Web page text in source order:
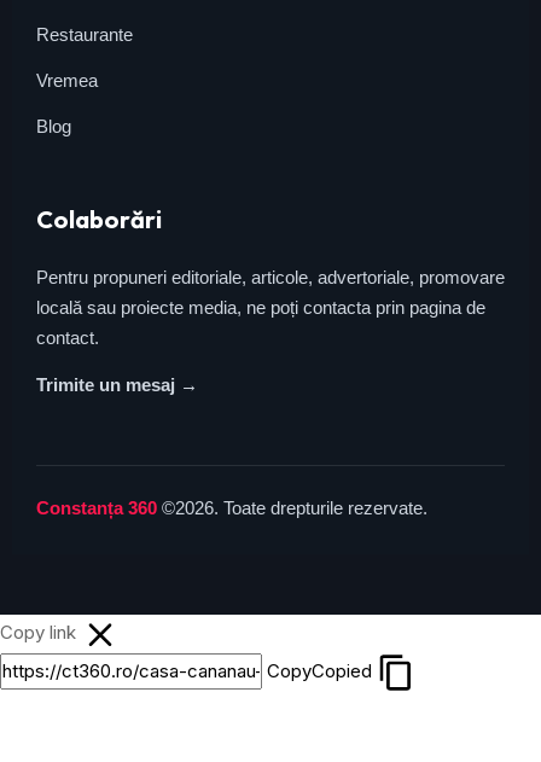
Restaurante
Vremea
Blog
Colaborări
Pentru propuneri editoriale, articole, advertoriale, promovare
locală sau proiecte media, ne poți contacta prin pagina de
contact.
Trimite un mesaj →
Constanța 360 ©2026. Toate drepturile rezervate.
Copy link
CopyCopied